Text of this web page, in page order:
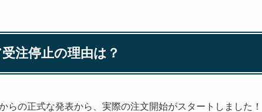
注停止の理由は？
らの正式な発表から、実際の注文開始がスタートしました！